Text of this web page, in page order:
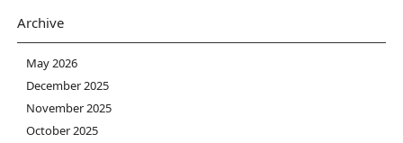
Archive
May 2026
December 2025
November 2025
October 2025